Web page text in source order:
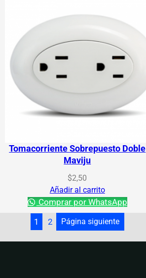
Tomacorriente Sobrepuesto Doble
Maviju
$2,50
Añadir al carrito
Comprar por WhatsApp
1
2 Página siguiente